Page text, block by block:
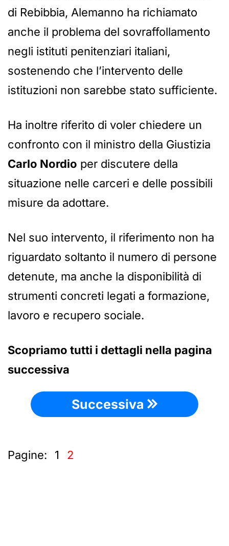
di Rebibbia, Alemanno ha richiamato
anche il problema del sovraffollamento
negli istituti penitenziari italiani,
sostenendo che l’intervento delle
istituzioni non sarebbe stato sufficiente.
Ha inoltre riferito di voler chiedere un
confronto con il ministro della Giustizia
Carlo Nordio per discutere della
situazione nelle carceri e delle possibili
misure da adottare.
Nel suo intervento, il riferimento non ha
riguardato soltanto il numero di persone
detenute, ma anche la disponibilità di
strumenti concreti legati a formazione,
lavoro e recupero sociale.
Scopriamo tutti i dettagli nella pagina
successiva
Successiva
Pagine: 1 2